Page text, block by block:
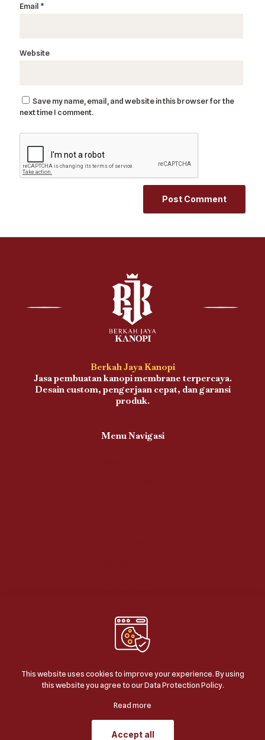
Email *
Website
Save my name, email, and website in this browser for the
next time I comment.
Berkah Jaya Kanopi
Jasa pembuatan kanopi membrane terpercaya.
Desain custom, pengerjaan cepat, dan garansi
produk.
Menu Navigasi
BERKAH JAYA KANOPI
| ALL RIGHTS
RESERVED | POWERED BYJASA SEO GOOGLE
This website uses cookies to improve your experience. By using
this website you agree to ourData Protection Policy.
Read more
Accept all